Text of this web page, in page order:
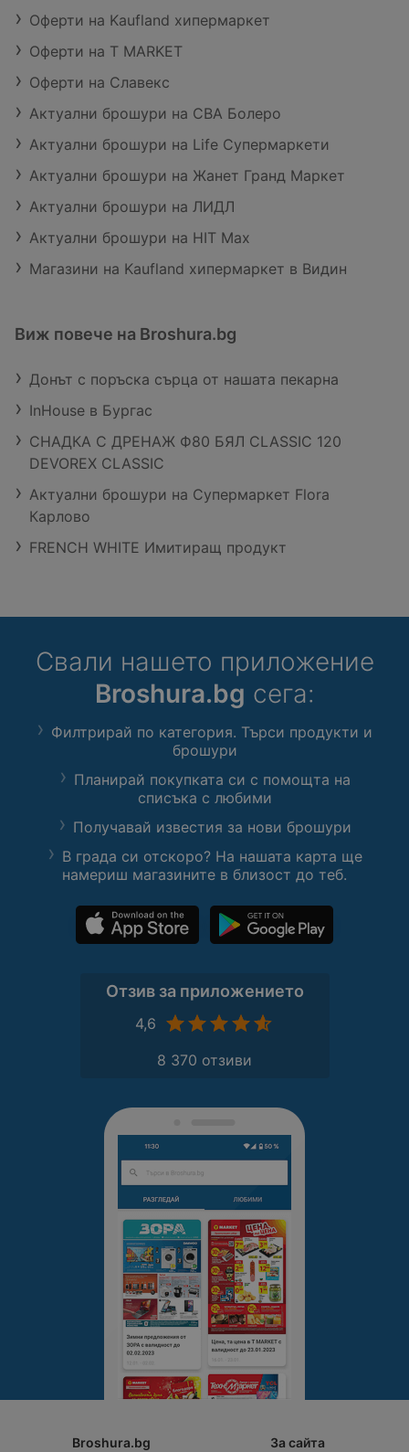
Оферти на Kaufland хипермаркет
Оферти на T MARKET
Оферти на Славекс
Актуални брошури на CBA Болеро
Актуални брошури на Life Супермаркети
Актуални брошури на Жанет Гранд Маркет
Актуални брошури на ЛИДЛ
Актуални брошури на HIT Max
Магазини на Kaufland хипермаркет в Видин
Виж повече на Broshura.bg
Донът с поръска сърца от нашата пекарна
InHouse в Бургас
СНАДКА С ДРЕНАЖ Ф80 БЯЛ CLASSIC 120
DEVOREX CLASSIC
Актуални брошури на Супермаркет Flora
Карлово
FRENCH WHITE Имитиращ продукт
Свали нашето приложение
Broshura.bg сега:
Филтрирай по категория. Търси продукти и
брошури
Планирай покупката си с помощта на
списъка с любими
Получавай известия за нови брошури
В града си отскоро? На нашата карта ще
намериш магазините в близост до теб.
Отзив за приложението
4,6
8 370 отзиви
Broshura.bg За сайта